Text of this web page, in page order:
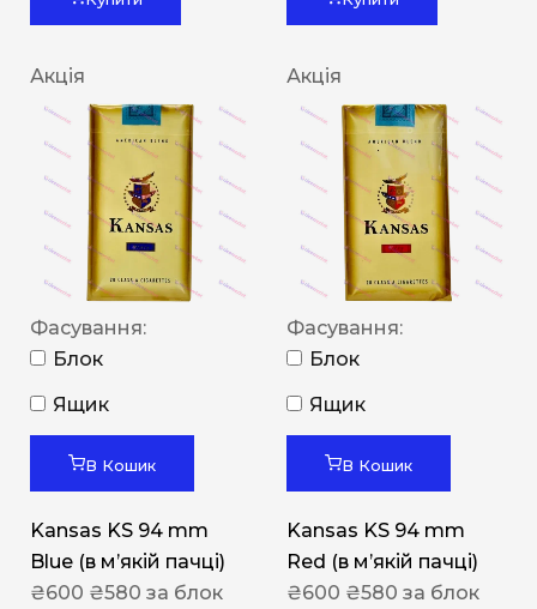
Акція
Фасування:
Блок
Ящик
В Кошик
Kansas KS 94 mm
Blue (в мʼякій пачці)
₴600 ₴580 за блок
Акція
Фасування:
Блок
Ящик
В Кошик
Kansas KS 94 mm
Red (в мʼякій пачці)
₴600 ₴580 за блок